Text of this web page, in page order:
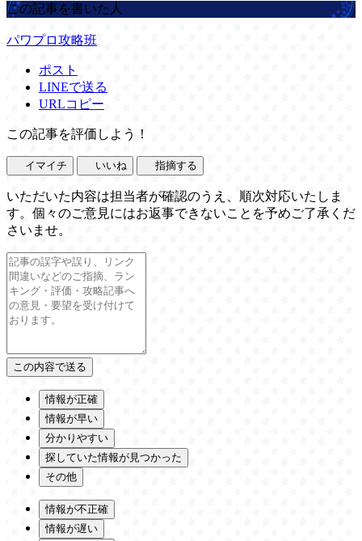
この記事を書いた人
パワプロ攻略班
ポスト
LINEで送る
URLコピー
この記事を評価しよう！
イマイチ いいね 指摘する
いただいた内容は担当者が確認のうえ、順次対応いたしま
す。個々のご意見にはお返事できないことを予めご了承くだ
さいませ。
情報が正確
情報が早い
分かりやすい
探していた情報が見つかった
その他
情報が不正確
情報が遅い